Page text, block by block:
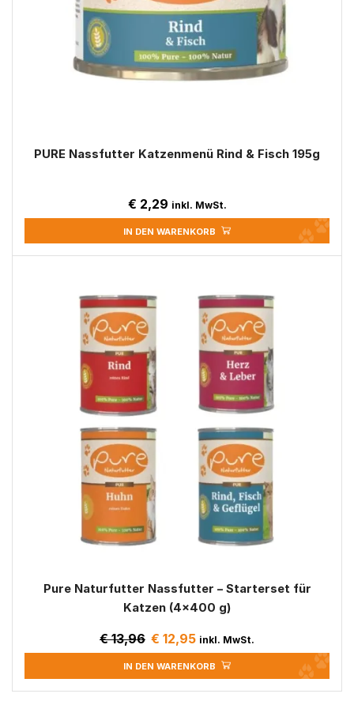
PURE Nassfutter Katzenmenü Rind & Fisch 195g
€ 2,29 inkl. MwSt.
IN DEN WARENKORB
Pure Naturfutter Nassfutter – Starterset für
Katzen (4×400 g)
€13,96 € 12,95 inkl. MwSt.
IN DEN WARENKORB